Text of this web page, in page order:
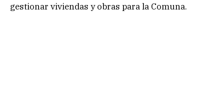
gestionar viviendas y obras para la Comuna.